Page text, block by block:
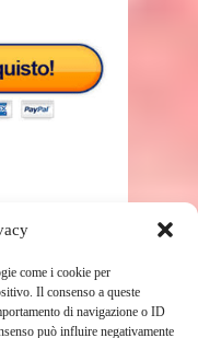
come i cookie per
Il consenso a queste
di navigazione o ID
può influire negativamente